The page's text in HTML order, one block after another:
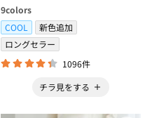
9colors
COOL
新色追加
ロングセラー
1096件
チラ見をする